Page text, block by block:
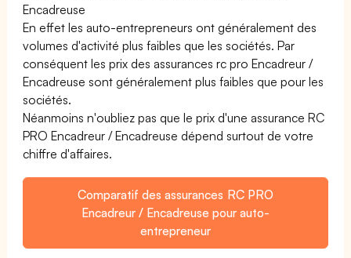
Encadreuse
En effet les auto-entrepreneurs ont généralement des
volumes d'activité plus faibles que les sociétés. Par
conséquent les prix des assurances rc pro Encadreur /
Encadreuse sont généralement plus faibles que pour les
sociétés.
Néanmoins n'oubliez pas que le prix d'une assurance RC
PRO Encadreur / Encadreuse dépend surtout de votre
chiffre d'affaires.
Comparatif des assurances RC PRO
Encadreur / Encadreuse pour auto-
entrepreneur